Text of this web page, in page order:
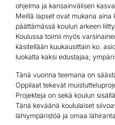
ohjelma ja kansainvälisen
Meillä lapset ovat mukana aina
päättämässä koulun arkeen
Koulussa toimii myös
käsitellään kuukausittain ko.
luokalta kaksi edustajaa,
Tänä vuonna teemana on
Oppilaat tekevät
Projekteja on sekä koulun
Tänä keväänä koululaiset
lähiympäristöä ja omaa